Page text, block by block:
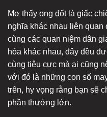
Mơ thấy ong đốt là giấc
nghĩa khác nhau liên quan
cùng các quan niệm dân
hóa khác nhau, đây đều
cùng tiêu cực mà ai cũng
với đó là những con số
trên, hy vọng rằng bạn sẽ
phần thưởng lớn.